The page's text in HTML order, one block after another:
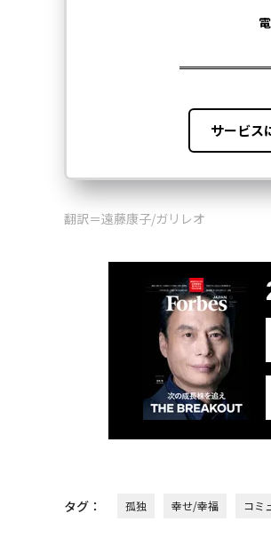
翻訳＝遠藤康子/ガリレオ
タグ： 孤独 幸せ/幸福 コミ